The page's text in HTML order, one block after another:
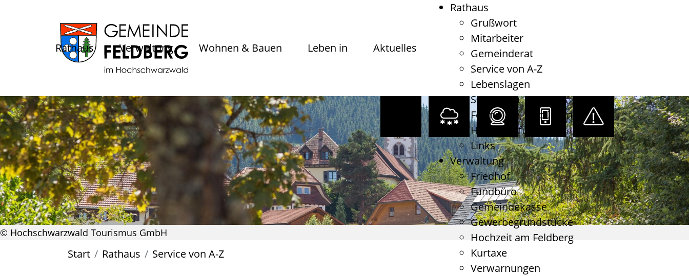
Rathaus Verwaltung Wohnen & Bauen Leben in Aktuelles
Rathaus
Grußwort
Mitarbeiter
Gemeinderat
Service von A-Z
Lebenslagen
Satzungen
Formulare, Gebühren
Haushaltsführung
Links
Verwaltung
Friedhof
Fundbüro
Gemeindekasse
Gewerbegrundstücke
Hochzeit am Feldberg
Kurtaxe
Verwarnungen
© Hochschwarzwald Tourismus GmbH
Start Rathaus Service von A-Z